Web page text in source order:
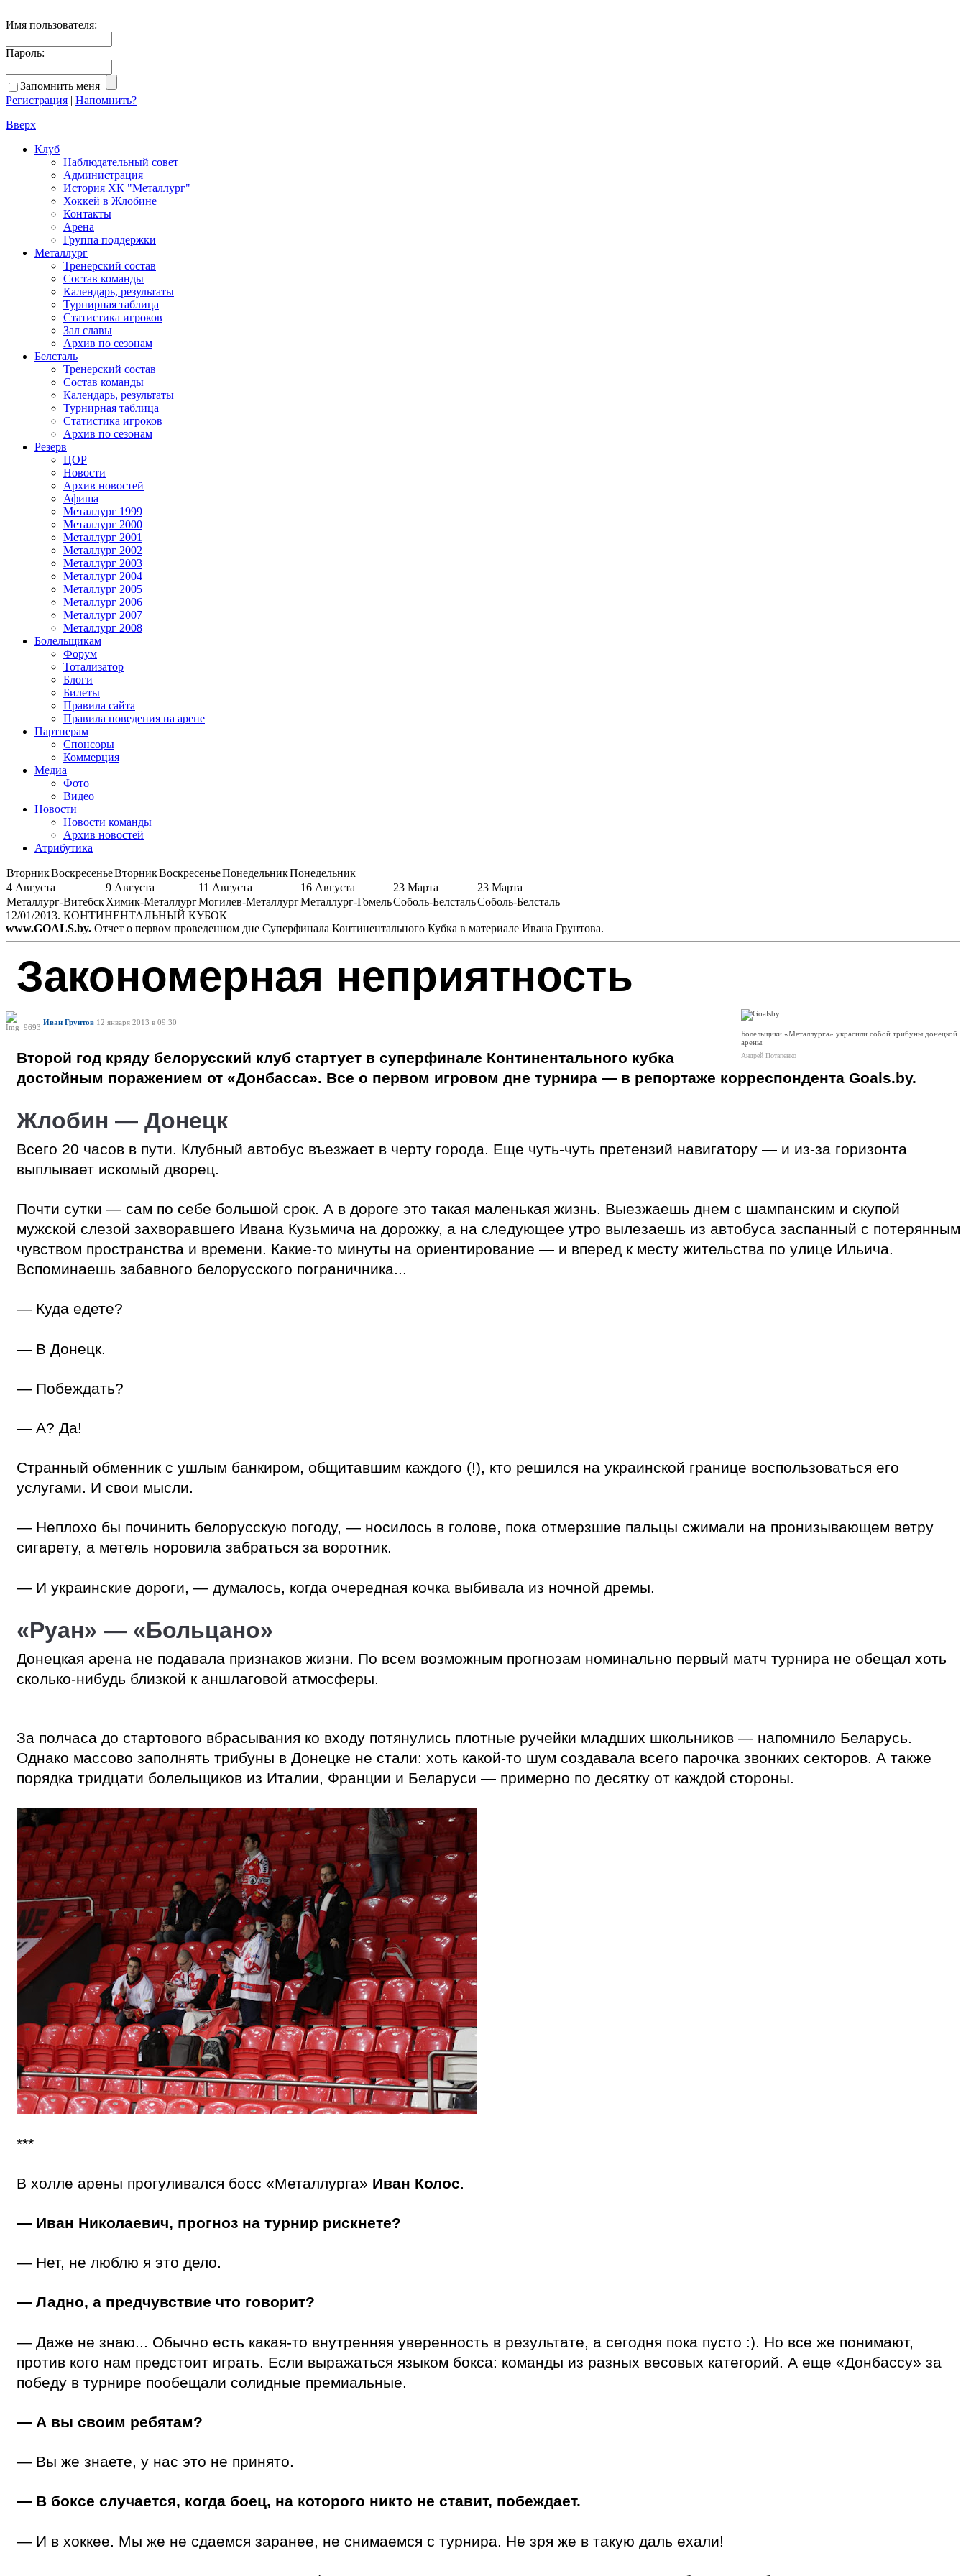
Имя пользователя:
Пароль:
Запомнить меня
Регистрация | Напомнить?
Вверх
Клуб
Наблюдательный совет
Администрация
История ХК "Металлург"
Хоккей в Жлобине
Контакты
Арена
Группа поддержки
Металлург
Тренерский состав
Состав команды
Календарь, результаты
Турнирная таблица
Статистика игроков
Зал славы
Архив по сезонам
Белсталь
Тренерский состав
Состав команды
Календарь, результаты
Турнирная таблица
Статистика игроков
Архив по сезонам
Резерв
ЦОР
Новости
Архив новостей
Афиша
Металлург 1999
Металлург 2000
Металлург 2001
Металлург 2002
Металлург 2003
Металлург 2004
Металлург 2005
Металлург 2006
Металлург 2007
Металлург 2008
Болельщикам
Форум
Тотализатор
Блоги
Билеты
Правила сайта
Правила поведения на арене
Партнерам
Спонсоры
Коммерция
Медиа
Фото
Видео
Новости
Новости команды
Архив новостей
Атрибутика
ВторникВоскресеньеВторникВоскресеньеПонедельникПонедельник
4 Августа
9 Августа 11 Августа 16 Августа 23 Марта
23 Марта
Металлург-ВитебскХимик-МеталлургМогилев-МеталлургМеталлург-ГомельСоболь-БелстальСоболь-Белсталь
12/01/2013. КОНТИНЕНТАЛЬНЫЙ КУБОК
www.GOALS.by. Отчет о первом проведенном дне Суперфинала Континентального Кубка в материале Ивана Грунтова.
Закономерная неприятность
Иван Грунтов 12 января 2013 в 09:30
Болельщики «Металлурга» украсили собой трибуны донецкой
арены.
Андрей Потапенко
Второй год кряду белорусский клуб стартует в суперфинале Континентального кубка
достойным поражением от «Донбасса». Все о первом игровом дне турнира — в репортаже корреспондента Goals.by.
Жлобин — Донецк
Всего 20 часов в пути. Клубный автобус въезжает в черту города. Еще чуть-чуть претензий навигатору — и из-за горизонта
выплывает искомый дворец.
Почти сутки — сам по себе большой срок. А в дороге это такая маленькая жизнь. Выезжаешь днем с шампанским и скупой
мужской слезой захворавшего Ивана Кузьмича на дорожку, а на следующее утро вылезаешь из автобуса заспанный с потерянным
чувством пространства и времени. Какие-то минуты на ориентирование — и вперед к месту жительства по улице Ильича.
Вспоминаешь забавного белорусского пограничника...
— Куда едете?
— В Донецк.
— Побеждать?
— А? Да!
Странный обменник с ушлым банкиром, общитавшим каждого (!), кто решился на украинской границе воспользоваться его
услугами. И свои мысли.
— Неплохо бы починить белорусскую погоду, — носилось в голове, пока отмерзшие пальцы сжимали на пронизывающем ветру
сигарету, а метель норовила забраться за воротник.
— И украинские дороги, — думалось, когда очередная кочка выбивала из ночной дремы.
«Руан» — «Больцано»
Донецкая арена не подавала признаков жизни. По всем возможным прогнозам номинально первый матч турнира не обещал хоть
сколько-нибудь близкой к аншлаговой атмосферы.
За полчаса до стартового вбрасывания ко входу потянулись плотные ручейки младших школьников — напомнило Беларусь.
Однако массово заполнять трибуны в Донецке не стали: хоть какой-то шум создавала всего парочка звонких секторов. А также
порядка тридцати болельщиков из Италии, Франции и Беларуси — примерно по десятку от каждой стороны.
***
В холле арены прогуливался босс «Металлурга» Иван Колос.
— Иван Николаевич, прогноз на турнир рискнете?
— Нет, не люблю я это дело.
— Ладно, а предчувствие что говорит?
— Даже не знаю... Обычно есть какая-то внутренняя уверенность в результате, а сегодня пока пусто :). Но все же понимают,
против кого нам предстоит играть. Если выражаться языком бокса: команды из разных весовых категорий. А еще «Донбассу» за
победу в турнире пообещали солидные премиальные.
— А вы своим ребятам?
— Вы же знаете, у нас это не принято.
— В боксе случается, когда боец, на которого никто не ставит, побеждает.
— И в хоккее. Мы же не сдаемся заранее, не снимаемся с турнира. Не зря же в такую даль ехали!